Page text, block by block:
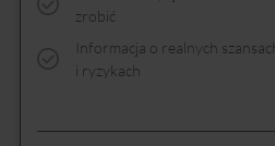
zrobić
Informacja o realnych
i ryzykach